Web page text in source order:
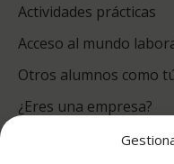
Actividades prácticas
Acceso al mundo
Otros alumnos como
¿Eres una empresa?